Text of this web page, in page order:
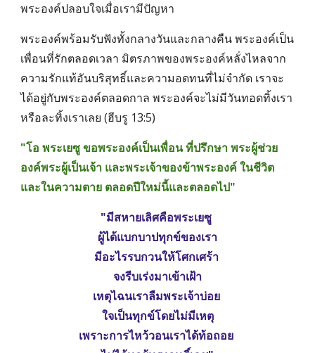
พระองค์ปลอบใจเมื่อเรามีปัญหา
พระองค์พร้อมรับฟังทั้งกลางวันและกลางคืน พระองค์เป็น
เพื่อนที่รักตลอดเวลา มิตรภาพของพระองค์หลั่งไหลจาก
ความรักแท้อันบริสุทธิ์และความอดทนที่ไม่จำกัด เราจะ
ได้อยู่กับพระองค์ตลอดกาล พระองค์จะไม่มีวันทอดทิ้งเรา
หรือละทิ้งเราเลย (ฮีบรู 13:5)
"โอ พระเยซู ขอพระองค์เป็นเพื่อน ที่ปรึกษา พระผู้ช่วย
องค์พระผู้เป็นเจ้า และพระเจ้าของข้าพระองค์ ในชีวิต
และในความตาย ตลอดปีใหม่นี้และตลอดไป"
"มีสหายเลิศคือพระเยซู
ผู้ได้แบกบาปทุกข์ของเรา
มีอะไรรบกวนให้โศกเศร้า
จงรีบเร่งมาเข้าเฝ้า
เหตุไฉนเราลืมพระเจ้าบ่อย
ใจเป็นทุกข์โดยไม่มีเหตุ
เพราะการไหว้วอนเราได้ท้อถอย